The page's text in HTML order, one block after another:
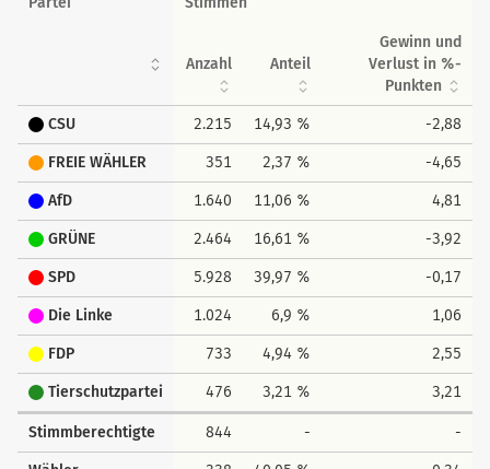
Anzahl Anteil
Gewinn und
Verlust in %-
Punkten
CSU 2.215 14,93 % -2,88
FREIE WÄHLER 351 2,37 % -4,65
AfD 1.640 11,06 % 4,81
GRÜNE 2.464 16,61 % -3,92
SPD 5.928 39,97 % -0,17
Die Linke 1.024 6,9 % 1,06
FDP 733 4,94 % 2,55
Tierschutzpartei 476 3,21 % 3,21
Stimmberechtigte 844 - -